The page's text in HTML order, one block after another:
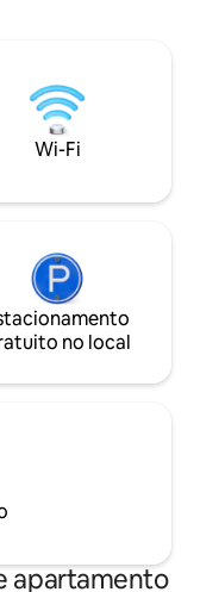
trabalho, Smart
máquina de café
de lavar roupa。
Wi-Fi
no local
apartamento